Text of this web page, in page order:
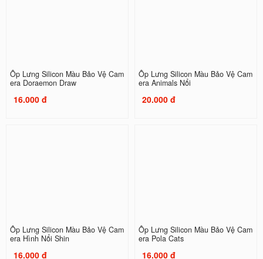
Ốp Lưng Silicon Màu Bảo Vệ Cam
era Doraemon Draw
16.000 đ
Ốp Lưng Silicon Màu Bảo Vệ Cam
era Animals Nổi
20.000 đ
Ốp Lưng Silicon Màu Bảo Vệ Cam
era Hình Nổi Shin
16.000 đ
Ốp Lưng Silicon Màu Bảo Vệ Cam
era Pola Cats
16.000 đ